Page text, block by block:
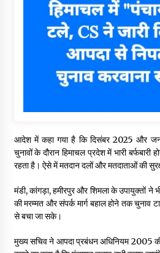
आदेश में कहा गया है कि दिसंबर 2025 और
चुनावों के दौरान हिमाचल प्रदेश में भारी
रहता है। ऐसे में मतदान दलों और मतदाताओं की
मंडी, कांगड़ा, हमीरपुर और शिमला के उपायुक्तों ने
की मरम्मत और संपर्क मार्ग बहाल होने तक चुनाव
से बचा जा सके।
मुख्य सचिव ने आपदा प्रबंधन अधिनियम 2005